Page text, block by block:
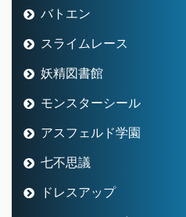
バトエン
スライムレース
妖精図書館
モンスターシール
アスフェルド学園
七不思議
ドレスアップ